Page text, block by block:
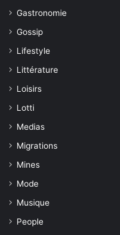
Gastronomie
Gossip
Lifestyle
Littérature
Loisirs
Lotti
Medias
Migrations
Mines
Mode
Musique
People